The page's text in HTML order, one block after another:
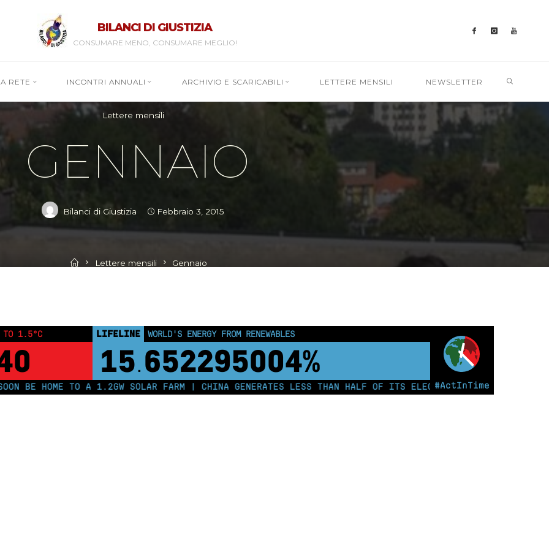
BILANCI DI GIUSTIZIA
CONSUMARE MENO, CONSUMARE MEGLIO!
RETE INCONTRI ANNUALI ARCHIVIO E SCARICABILI LETTERE MENSILI NEWSLETTER
Lettere mensili
GENNAIO
Bilanci di Giustizia Febbraio 3, 2015
HomeLettere mensili Gennaio
#ActInTime
TO 1.5°C LIFELINE WORLD'S ENERGY FROM RENEWABLES
15 . 652295009%
HOME TO A 1.2GW SOLAR FARM | CHINA GENERATES LESS THAN HALF OF ITS ELECTRICITY FROM COAL